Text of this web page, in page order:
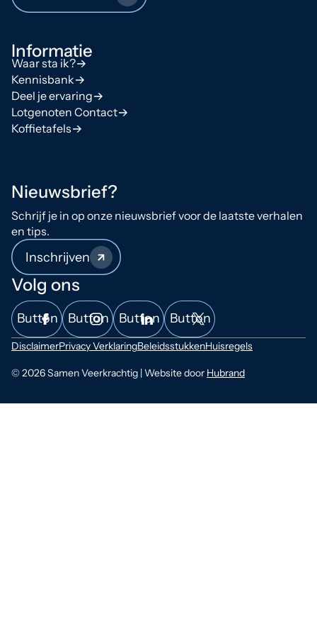
Informatie
Waar sta ik?
Kennisbank
Deel je ervaring
Lotgenoten Contact
Koffietafels
Nieuwsbrief?
Schrijf je in op onze nieuwsbrief voor de laatste verhalen
en tips.
Inschrijven
Volg ons
Button Button Button Button
© 2026 Samen Veerkrachtig | Website door Hubrand
DisclaimerPrivacy VerklaringBeleidsstukkenHuisregels